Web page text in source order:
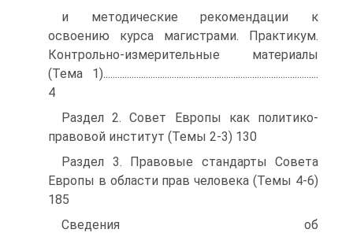
и методические рекомендации к
освоению курса магистрами. Практикум.
Контрольно-измерительные материалы
(Тема 1)...........................................................................................
4
Раздел 2. Совет Европы как политико-
правовой институт (Темы 2-3) 130
Раздел 3. Правовые стандарты Совета
Европы в области прав человека (Темы 4-6)
185
Сведения об